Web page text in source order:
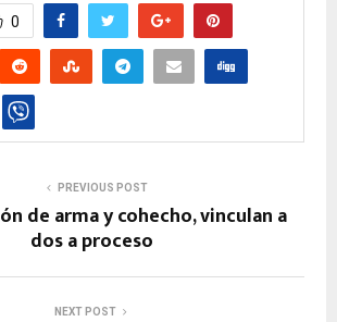
0
PREVIOUS POST
de arma y cohecho, vinculan a
dos a proceso
NEXT POST